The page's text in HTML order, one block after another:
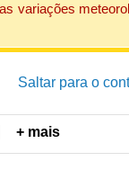
variações
Saltar para o
+ mais